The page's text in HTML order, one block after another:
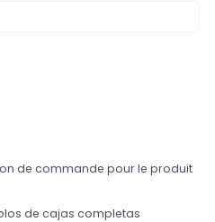
de commande pour le produit
de cajas completas